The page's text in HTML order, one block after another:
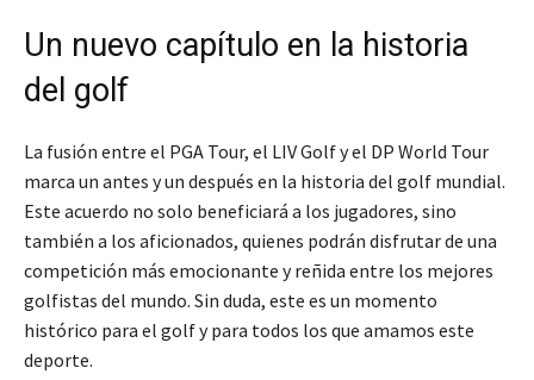
Un nuevo capítulo en la historia
del golf
La fusión entre el PGA Tour, el LIV Golf y el DP World Tour
marca un antes y un después en la historia del golf mundial.
Este acuerdo no solo beneficiará a los jugadores, sino
también a los aficionados, quienes podrán disfrutar de una
competición más emocionante y reñida entre los mejores
golfistas del mundo. Sin duda, este es un momento
histórico para el golf y para todos los que amamos este
deporte.